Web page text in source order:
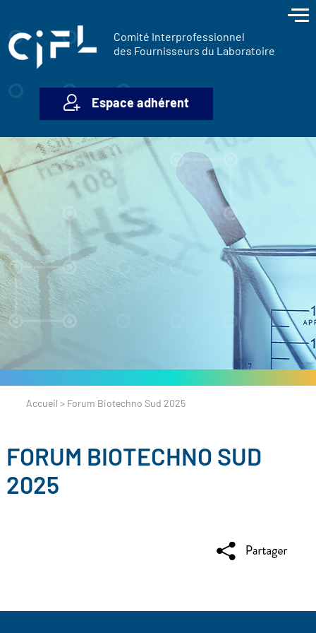
Comité Interprofessionnel
des Fournisseurs du Laboratoire
Espace adhérent
Accueil > Forum Biotechno Sud 2025
FORUM BIOTECHNO SUD
2025